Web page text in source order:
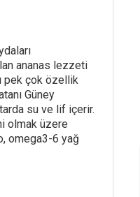
Faydaları
ananas lezzeti
pek çok özellik
Güney
su ve lif içerir.
olmak üzere
omega3-6 yağ